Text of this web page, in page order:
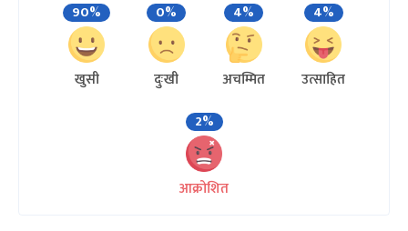
90%
खुसी
0%
दुःखी
4%
अचम्मित
4%
उत्साहित
2%
आक्रोशित